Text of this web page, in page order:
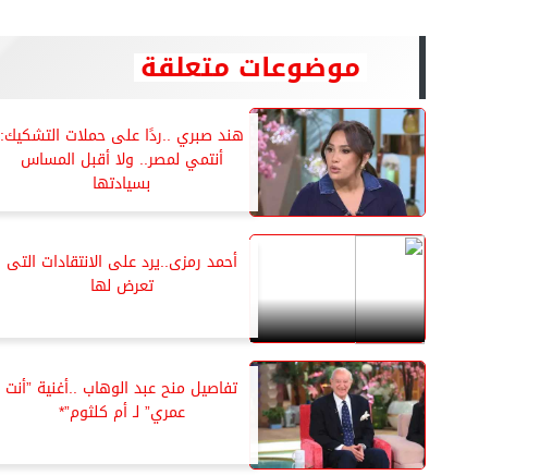
موضوعات متعلقة
هند صبري ..ردًا على حملات التشكيك:
أنتمي لمصر.. ولا أقبل المساس
بسيادتها
أحمد رمزى..يرد على الانتقادات التى
تعرض لها
تفاصيل منح عبد الوهاب ..أغنية ”أنت
عمري” لـ أم كلثوم”*